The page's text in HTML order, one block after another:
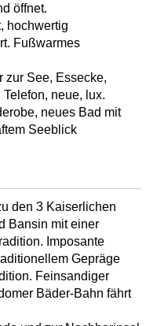
öffnet.
hochwertig
Fußwarmes
zur See, Essecke,
neue, lux.
neues Bad mit
Seeblick
den 3 Kaiserlichen
Bansin mit einer
Imposante
Gepräge
Feinsandiger
Bäder-Bahn fährt